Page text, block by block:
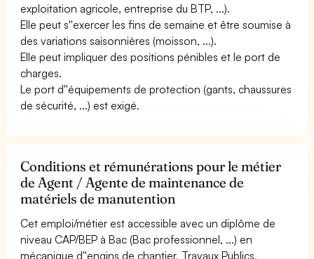
exploitation agricole, entreprise du BTP, ...).
Elle peut s''exercer les fins de semaine et être soumise à
des variations saisonnières (moisson, ...).
Elle peut impliquer des positions pénibles et le port de
charges.
Le port d''équipements de protection (gants, chaussures
de sécurité, ...) est exigé.
Conditions et rémunérations pour le métier
de Agent / Agente de maintenance de
matériels de manutention
Cet emploi/métier est accessible avec un diplôme de
niveau CAP/BEP à Bac (Bac professionnel, ...) en
mécanique d''engins de chantier, Travaux Publics,